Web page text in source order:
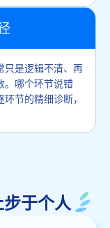
只是逻辑不清、再
。哪个环节说错
节的精细诊断，
于个人